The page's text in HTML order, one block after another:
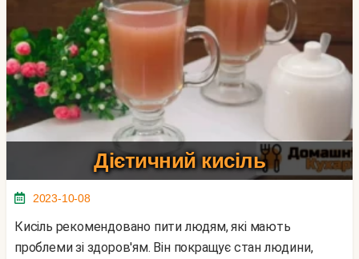
Дієтичний кисіль
2023-10-08
Кисіль рекомендовано пити людям, які мають
проблеми зі здоров'ям. Він покращує стан людини,